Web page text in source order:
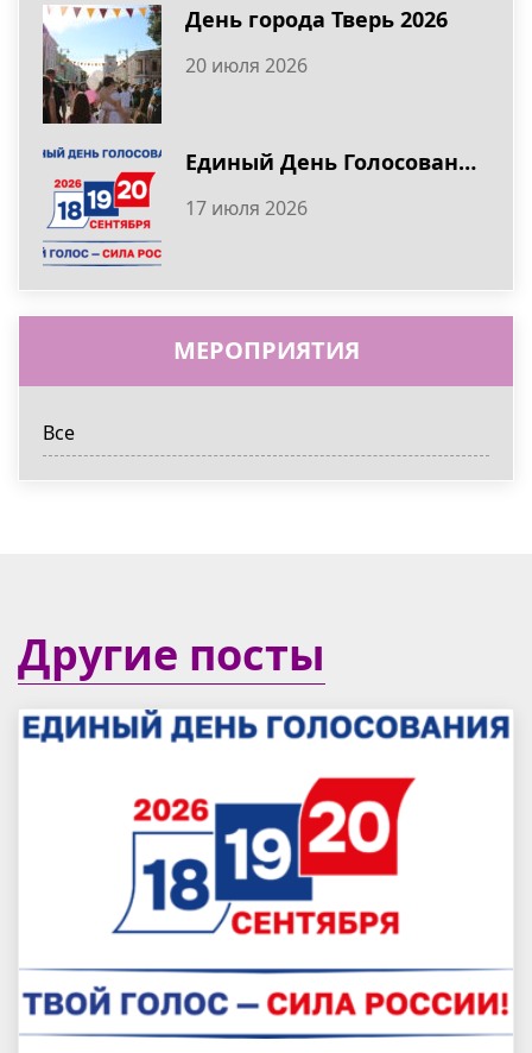
День города Тверь 2026
20 июля 2026
Единый День Голосования 20 сентября
17 июля 2026
МЕРОПРИЯТИЯ
Все
Другие посты